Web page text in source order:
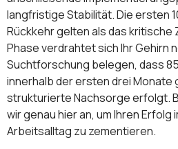
langfristige Stabilität. Die ersten
Rückkehr gelten als das
Phase verdrahtet sich Ihr Gehirn
Suchtforschung belegen, dass
innerhalb der ersten drei Monate
strukturierte Nachsorge erfolgt.
wir genau hier an, um Ihren
Arbeitsalltag zu zementieren.